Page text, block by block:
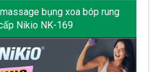
bụng xoa bóp rung
Nikio NK-169